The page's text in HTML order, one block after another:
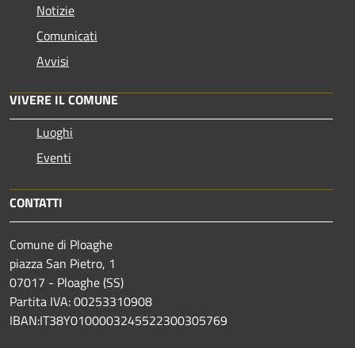
Notizie
Comunicati
Avvisi
VIVERE IL COMUNE
Luoghi
Eventi
CONTATTI
Comune di Ploaghe
piazza San Pietro, 1
07017 - Ploaghe (SS)
Partita IVA: 00253310908
IBAN:IT38Y0100003245522300305769